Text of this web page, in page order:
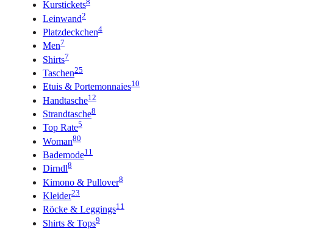
Kurstickets
Leinwand2
Platzdeckchen4
Men7
Shirts7
Taschen25
Etuis & Portemonnaies10
Handtasche12
Strandtasche8
Top Rate5
Woman80
Bademode11
Dirndl8
Kimono & Pullover8
Kleider23
Röcke & Leggings11
Shirts & Tops9